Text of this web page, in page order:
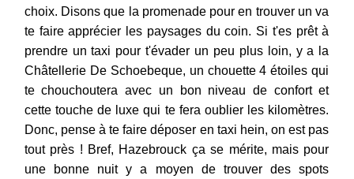
choix. Disons que la promenade pour en trouver un va
te faire apprécier les paysages du coin. Si t'es prêt à
prendre un taxi pour t'évader un peu plus loin, y a la
Châtellerie De Schoebeque, un chouette 4 étoiles qui
te chouchoutera avec un bon niveau de confort et
cette touche de luxe qui te fera oublier les kilomètres.
Donc, pense à te faire déposer en taxi hein, on est pas
tout près ! Bref, Hazebrouck ça se mérite, mais pour
une bonne nuit y a moyen de trouver des spots